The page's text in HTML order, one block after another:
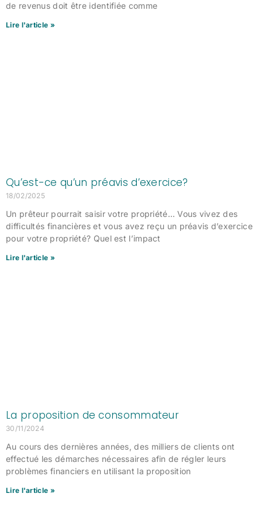
de revenus doit être identifiée comme
Lire l'article »
Qu’est-ce qu’un préavis d’exercice?
18/02/2025
Un prêteur pourrait saisir votre propriété… Vous vivez des
difficultés financières et vous avez reçu un préavis d’exercice
pour votre propriété? Quel est l’impact
Lire l'article »
La proposition de consommateur
30/11/2024
Au cours des dernières années, des milliers de clients ont
effectué les démarches nécessaires afin de régler leurs
problèmes financiers en utilisant la proposition
Lire l'article »